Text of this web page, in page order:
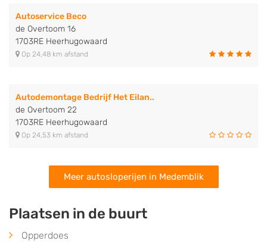
Autoservice Beco
de Overtoom 16
1703RE Heerhugowaard
Op 24,48 km afstand
Autodemontage Bedrijf Het Eilan..
de Overtoom 22
1703RE Heerhugowaard
Op 24,53 km afstand
Meer autosloperijen in Medemblik
Plaatsen in de buurt
Opperdoes